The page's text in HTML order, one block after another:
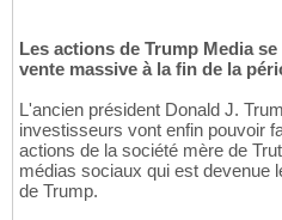
Les actions de Trump Media
vente massive à la fin de la
L'ancien président Donald J.
investisseurs vont enfin pouvoir
actions de la société mère de
médias sociaux qui est devenue
de Trump.